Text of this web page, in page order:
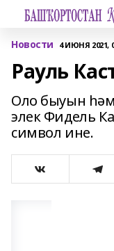
Новости 4 ИЮНЯ 2021,
Рауль
Оло быуын
элек Фидель
символ ине.